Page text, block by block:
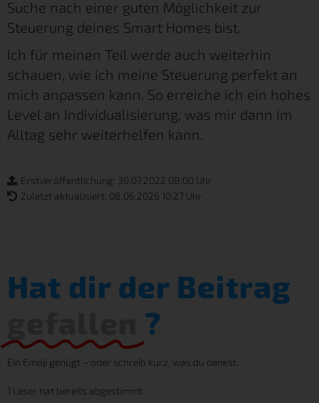
Suche nach einer guten Möglichkeit zur
Steuerung deines Smart Homes bist.
Ich für meinen Teil werde auch weiterhin
schauen, wie ich meine Steuerung perfekt an
mich anpassen kann. So erreiche ich ein hohes
Level an Individualisierung, was mir dann im
Alltag sehr weiterhelfen kann.
Erstveröffentlichung: 30.07.2022 08:00 Uhr
Zuletzt aktualisiert: 08.06.2026 10:27 Uhr
Hat dir der Beitrag
?
Ein Emoji genügt – oder schreib kurz, was du denkst.
1 Leser hat bereits abgestimmt.